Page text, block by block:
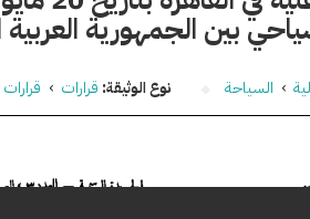
بين الجمهورية
› السياحة نوع الوثيقة: قرارات › قرارات